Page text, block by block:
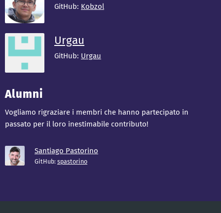
GitHub: Kobzol
Urgau
GitHub: Urgau
Alumni
Vogliamo rigraziare i membri che hanno partecipato in
passato per il loro inestimabile contributo!
Santiago Pastorino
GitHub: spastorino